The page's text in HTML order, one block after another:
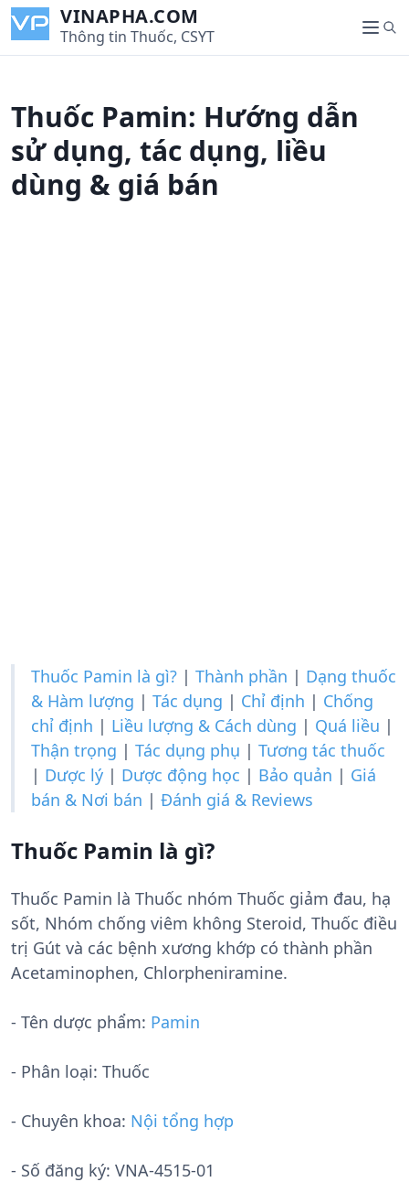
i
VINAPHA.COM
Thông tin Thuốc, CSYT
M
e
S
e
Thuốc Pamin: Hướng dẫn
sử dụng, tác dụng, liều
dùng & giá bán
Thuốc Pamin là gì? | Thành phần | Dạng thuốc
& Hàm lượng | Tác dụng | Chỉ định | Chống
chỉ định | Liều lượng & Cách dùng | Quá liều |
Thận trọng | Tác dụng phụ | Tương tác thuốc
| Dược lý | Dược động học | Bảo quản | Giá
bán & Nơi bán | Đánh giá & Reviews
Thuốc Pamin là gì?
Thuốc Pamin là Thuốc nhóm Thuốc giảm đau, hạ
sốt, Nhóm chống viêm không Steroid, Thuốc điều
trị Gút và các bệnh xương khớp có thành phần
Acetaminophen, Chlorpheniramine.
- Tên dược phẩm: Pamin
- Phân loại: Thuốc
- Chuyên khoa: Nội tổng hợp
- Số đăng ký: VNA-4515-01